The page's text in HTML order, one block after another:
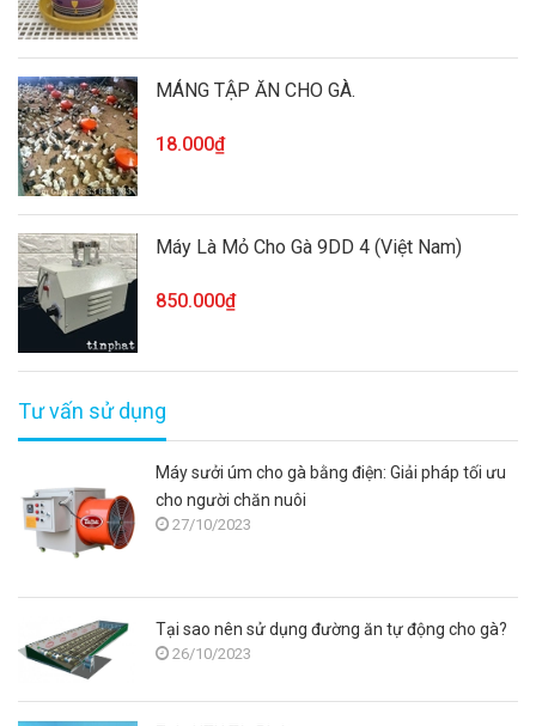
MÁNG TẬP ĂN CHO GÀ.
18.000₫
Máy Là Mỏ Cho Gà 9DD 4 (Việt Nam)
850.000₫
Tư vấn sử dụng
Máy sưởi úm cho gà bằng điện: Giải pháp tối ưu
cho người chăn nuôi
27/10/2023
Tại sao nên sử dụng đường ăn tự động cho gà?
26/10/2023